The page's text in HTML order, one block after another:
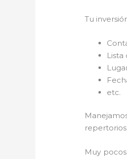
Tu
etc.
Muy